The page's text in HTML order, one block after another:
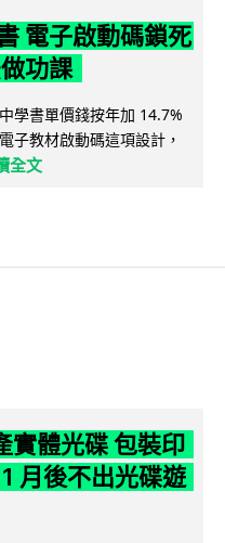
電子啟動碼鎖死
功課
學書單價錢按年加 14.7%
子教材啟動碼這項設計，
全文
體光碟 包裝印
月後不出光碟遊